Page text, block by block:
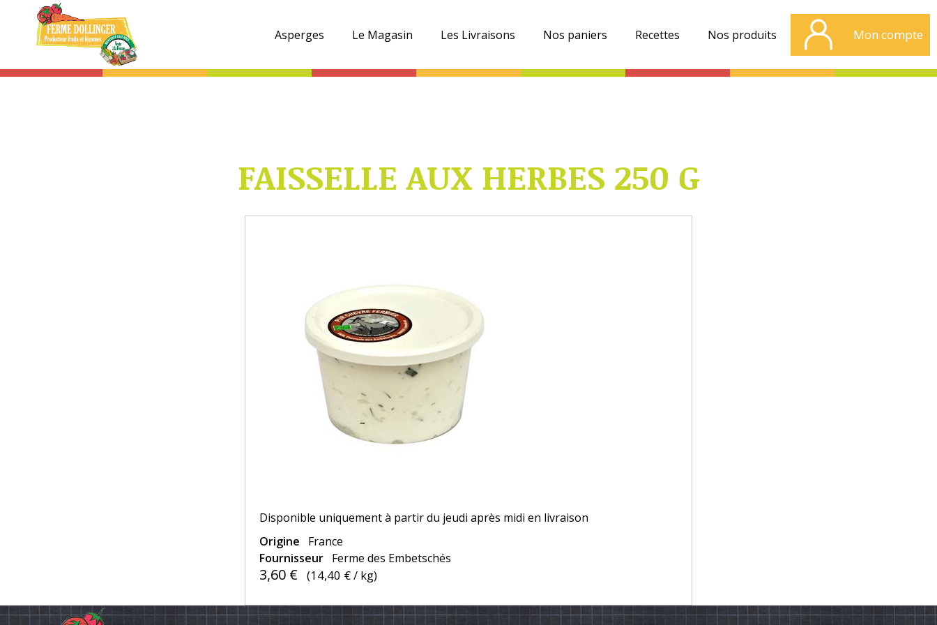
Asperges Le Magasin Les Livraisons Nos paniers Recettes Nos produits Mon compte
FAISSELLE AUX HERBES 250 G
Disponible uniquement à partir du jeudi après midi en livraison
Origine
France
Fournisseur Ferme des Embetschés
3,60 € (14,40 €/ kg)